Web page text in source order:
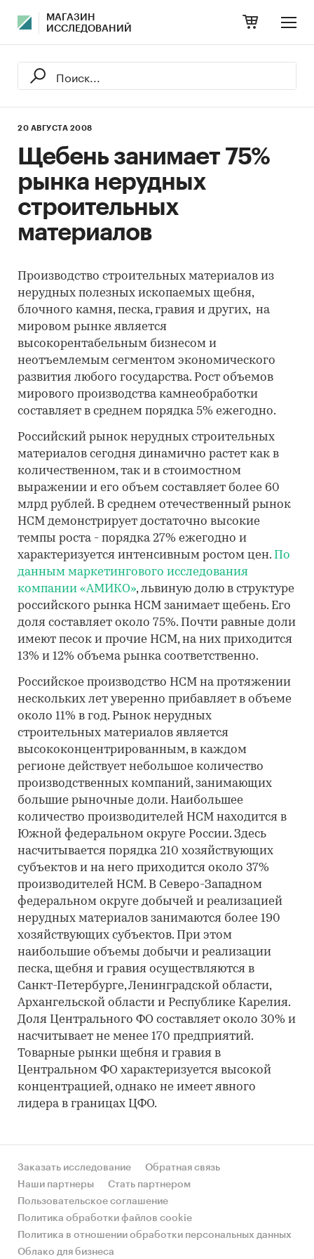
МАГАЗИН
ИССЛЕДОВАНИЙ
20 АВГУСТА 2008
Щебень занимает 75%
рынка нерудных
строительных
материалов
Производство строительных материалов из
нерудных полезных ископаемых щебня,
блочного камня, песка, гравия и других, на
мировом рынке является
высокорентабельным бизнесом и
неотъемлемым сегментом экономического
развития любого государства. Рост объемов
мирового производства камнеобработки
составляет в среднем порядка 5% ежегодно.
Российский рынок нерудных строительных
материалов сегодня динамично растет как в
количественном, так и в стоимостном
выражении и его объем составляет более 60
млрд рублей. В среднем отечественный рынок
НСМ демонстрирует достаточно высокие
темпы роста - порядка 27% ежегодно и
характеризуется интенсивным ростом цен. По
данным маркетингового исследования
компании «АМИКО», львиную долю в структуре
российского рынка НСМ занимает щебень. Его
доля составляет около 75%. Почти равные доли
имеют песок и прочие НСМ, на них приходится
13% и 12% объема рынка соответственно.
Российское производство НСМ на протяжении
нескольких лет уверенно прибавляет в объеме
около 11% в год. Рынок нерудных
строительных материалов является
высококонцентрированным, в каждом
регионе действует небольшое количество
производственных компаний, занимающих
большие рыночные доли. Наибольшее
количество производителей НСМ находится в
Южной федеральном округе России. Здесь
насчитывается порядка 210 хозяйствующих
субъектов и на него приходится около 37%
производителей НСМ. В Северо-Западном
федеральном округе добычей и реализацией
нерудных материалов занимаются более 190
хозяйствующих субъектов. При этом
наибольшие объемы добычи и реализации
песка, щебня и гравия осуществляются в
Санкт-Петербурге, Ленинградской области,
Архангельской области и Республике Карелия.
Доля Центрального ФО составляет около 30% и
насчитывает не менее 170 предприятий.
Товарные рынки щебня и гравия в
Центральном ФО характеризуется высокой
концентрацией, однако не имеет явного
лидера в границах ЦФО.
Заказать исследование
Обратная связь
Наши партнеры
Стать партнером
Пользовательское соглашение
Политика обработки файлов cookie
Политика в отношении обработки персональных данных
Облако для бизнеса